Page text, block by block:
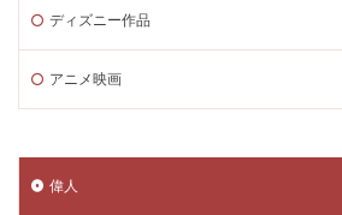
ディズニー作品
アニメ映画
偉人